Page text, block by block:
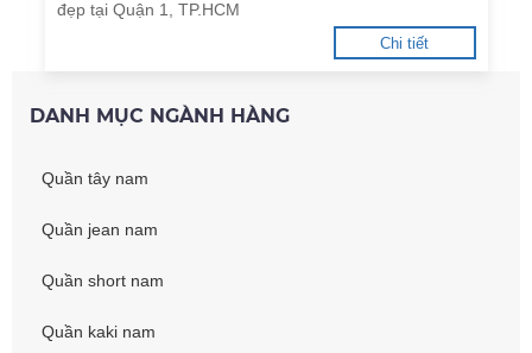
đẹp tại Quận 1, TP.HCM
Chi tiết
DANH MỤC NGÀNH HÀNG
Quần tây nam
Quần jean nam
Quần short nam
Quần kaki nam